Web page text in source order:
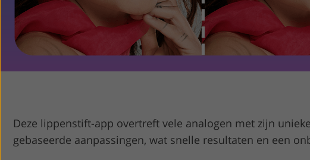
Productfoto's bewerken Sieraden
Deze lippenstift-app overtreft vele analogen met zijn
gebaseerde aanpassingen, wat snelle resultaten en een